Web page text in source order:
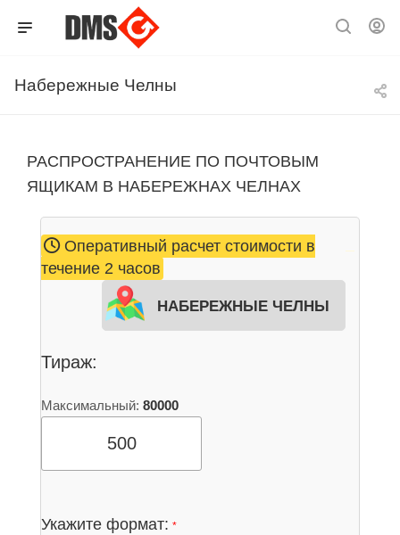
Набережные Челны
РАСПРОСТРАНЕНИЕ ПО ПОЧТОВЫМ
ЯЩИКАМ В НАБЕРЕЖНАХ ЧЕЛНАХ
Оперативный расчет стоимости в
течение 2 часов
Набережные Челны
Тираж:
Максимальный: 80000
Укажите формат: *